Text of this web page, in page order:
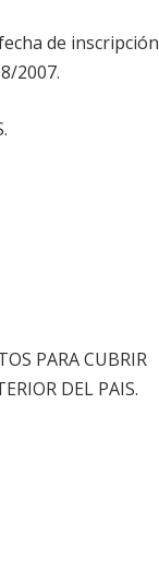
de inscripción
2007.
PARA CUBRIR
DEL PAIS.